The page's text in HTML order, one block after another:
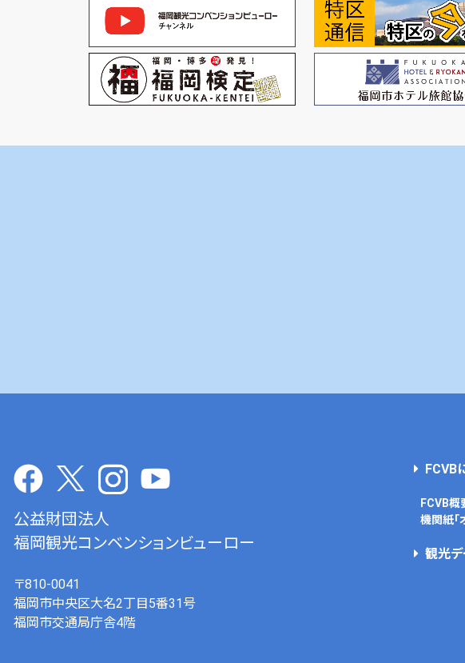
公益財団法人
福岡観光コンベンションビューロー
〒810-0041
福岡市中央区大名2丁目5番31号
福岡市交通局庁舎4階
FCVB
FCVB概
機関紙「
観光デ